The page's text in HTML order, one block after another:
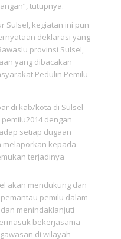
tutupnya.
Sulsel, kegiatan ini pun
deklarasi yang
provinsi Sulsel,
yang dibacakan
Pedulin Pemilu
di kab/kota di Sulsel
dengan
setiap dugaan
melaporkan kepada
terjadinya
akan mendukung dan
pemilu dalam
menindaklanjuti
bekerjasama
di wilayah